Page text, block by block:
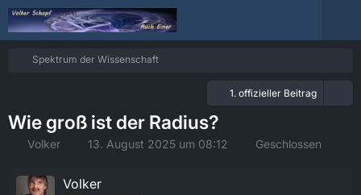
Spektrum der Wissenschaft
1. offizieller Beitrag
Wie groß ist der Radius?
Volker 13. August 2025 um 08:12 Geschlossen
Volker